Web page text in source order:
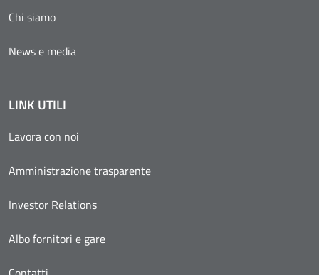
Chi siamo
News e media
LINK UTILI
Lavora con noi
Amministrazione trasparente
Investor Relations
Albo fornitori e gare